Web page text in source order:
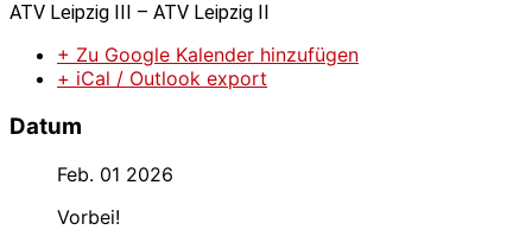
ATV Leipzig III – ATV Leipzig II
+ Zu Google Kalender hinzufügen
+ iCal / Outlook export
Datum
Feb. 01 2026
Vorbei!